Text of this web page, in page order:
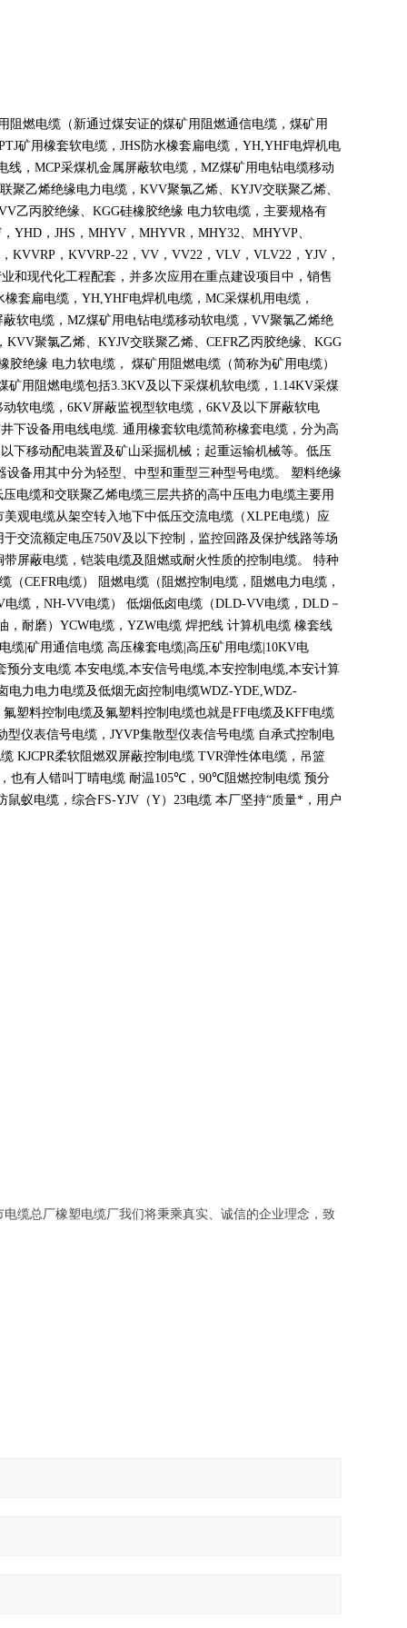
燃电缆（新通过煤安证的煤矿用阻燃通信电缆，煤矿用
矿用橡套软电缆， JHS 防水橡套扁电缆， YH,YHF电焊机电
线， MCP采煤机金属屏蔽软电缆， MZ煤矿用电钻电缆移动
聚乙烯绝缘电力电缆， KVV聚氯乙烯、 KYJV交联聚乙烯、
乙丙胶绝缘、 KGG硅橡胶绝缘 电力软电缆，主要规格有
， YHD ， JHS ， MHYV ， MHYVR， MHY32、 MHYVP、
， KVVRP ， KVVRP-22 ， VV ， VV22 ， VLV ， VLV22 ， YJV ，
和现代化工程配套，并多次应用在重点建设项目中，销售
橡套扁电缆， YH,YHF电焊机电缆， MC采煤机用电缆，
软电缆， MZ煤矿用电钻电缆移动软电缆， VV聚氯乙烯绝
KVV聚氯乙烯、 KYJV交联聚乙烯、 CEFR乙丙胶绝缘、 KGG
胶绝缘 电力软电缆， 煤矿用阻燃电缆（简称为矿用电缆）
矿用阻燃电缆包括3.3KV及以下采煤机软电缆， 1.14KV采煤
软电缆， 6KV屏蔽监视型软电缆， 6KV及以下屏蔽软电
下设备用电线电缆. 通用橡套软电缆简称橡套电缆，分为高
下移动配电装置及矿山采掘机械；起重运输机械等。低压
备用其中分为轻型、中型和重型三种型号电缆。 塑料绝缘
电缆和交联聚乙烯电缆三层共挤的高中压电力电缆主要用
观电缆从架空转入地下中低压交流电缆（XLPE电缆）应
于交流额定电压750V及以下控制，监控回路及保护线路等场
屏蔽电缆，铠装电缆及阻燃或耐火性质的控制电缆。 特种
（CEFR电缆） 阻燃电缆（阻燃控制电缆，阻燃电力电缆，
电缆， NH-VV电缆） 低烟低卤电缆（DLD-VV电缆， DLD －
，耐磨） YCW电缆， YZW电缆 焊把线 计算机电缆 橡套线
缆 矿用通信电缆 高压橡套电缆 高压矿用电缆 |10KV电
预分支电缆 本安电缆,本安信号电缆,本安控制电缆,本安计算
电力电力电缆及低烟无卤控制电缆WDZ-YDE,WDZ-
氟塑料控制电缆及氟塑料控制电缆也就是FF电缆及KFF电缆
型仪表信号电缆， JYVP集散型仪表信号电缆 自承式控制电
KJCPR柔软阻燃双屏蔽控制电缆 TVR弹性体电缆，吊篮
也有人错叫丁晴电缆 耐温105℃ ，90℃阻燃控制电缆 预分
鼠蚁电缆，综合FS-YJV （Y） 23电缆 本厂坚持“质量*，用户
缆总厂橡塑电缆厂我们将秉乘真实、诚信的企业理念，致